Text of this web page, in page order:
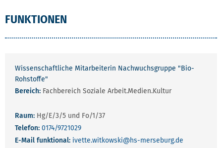
FUNKTIONEN
Wissenschaftliche Mitarbeiterin Nachwuchsgruppe "Bio-
Rohstoffe"
Bereich: Fachbereich Soziale Arbeit.Medien.Kultur
Raum: Hg/E/3/5 und Fo/1/37
Telefon: 0174/9721029
E-Mail funktional: ivette.witkowski@hs-merseburg.de